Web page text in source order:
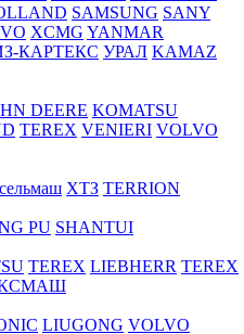
SAMSUNG SANY
XCMG YANMAR
КАРТЕКС УРАЛ KAMAZ
DEERE KOMATSU
TEREX VENIERI VOLVO
ХТЗ TERRION
PU SHANTUI
TEREX LIEBHERR TEREX
LIUGONG VOLVO